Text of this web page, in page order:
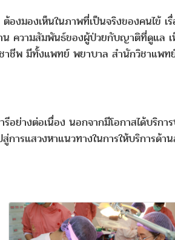
องมองเห็นในภาพที่เป็นจริงของคนไข้ เ
าน ความสัมพันธ์ของผู้ป่วยกับญาติที่ดูแ
าชีพ มีทั้งแพทย์ พยาบาล สำนักวิชาแพ
อย่างต่อเนื่อง นอกจากมีโอกาสได้บริก
ารแสวงหาแนวทางในการให้บริการด้า